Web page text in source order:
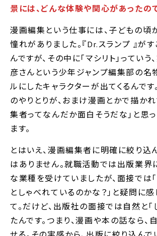
景には、どんな体験や関心があったの
漫画編集という仕事には、子どもの頃
憧れがありました。『Dr.スランプ 』が
んですが、その中に｢マシリト｣っていう
彦さんという少年ジャンプ編集部の名
ルにしたキャラクターが出てくるんです
のやりとりが、おまけ漫画とかで描か
集者ってなんだか面白そうだな｣と思
ます。
とはいえ、漫画編集者に明確に絞り込
はありません。就職活動では出版業界
な業種を受けていましたが、面接では｢
としゃべれているのかな？｣と疑問に感
て。だけど、出版社の面接では自然と｢
たんです。つまり、漫画や本の話なら、